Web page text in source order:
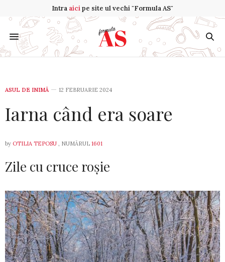
Intra aicipe site ul vechi "Formula AS"
ASUL DE INIMĂ 12 FEBRUARIE 2024
Iarna când era soare
by OTILIA TEPOSU , NUMĂRUL 1601
Zile cu cruce ro­­șie